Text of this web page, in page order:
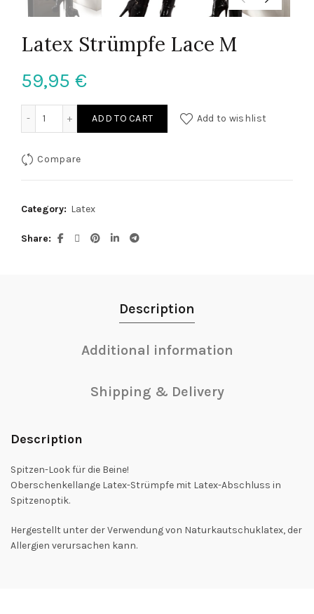
Latex Strümpfe Lace M
59,95 €
Latex Strümpfe Lace M quantity
ADD TO CART Add to wishlist
Compare
Category: Latex
Share
Description
Additional information
Shipping & Delivery
Description
Spitzen-Look für die Beine!
Oberschenkellange Latex-Strümpfe mit Latex-Abschluss in
Spitzenoptik.
Hergestellt unter der Verwendung von Naturkautschuklatex, der
Allergien verursachen kann.